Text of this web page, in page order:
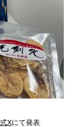
Xにて発表